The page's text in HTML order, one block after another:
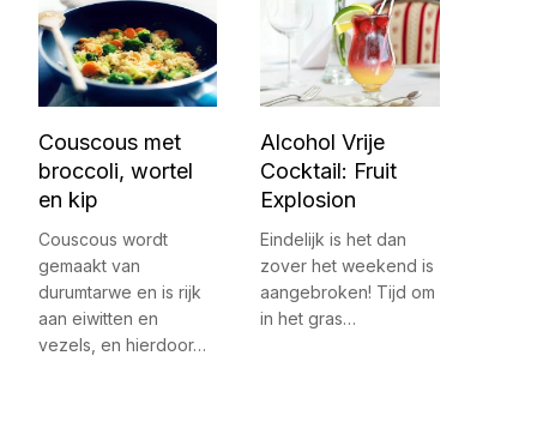
Couscous met
broccoli, wortel
en kip
Couscous wordt
gemaakt van
durumtarwe en is rijk
aan eiwitten en
vezels, en hierdoor…
Alcohol Vrije
Cocktail: Fruit
Explosion
Eindelijk is het dan
zover het weekend is
aangebroken! Tijd om
in het gras…